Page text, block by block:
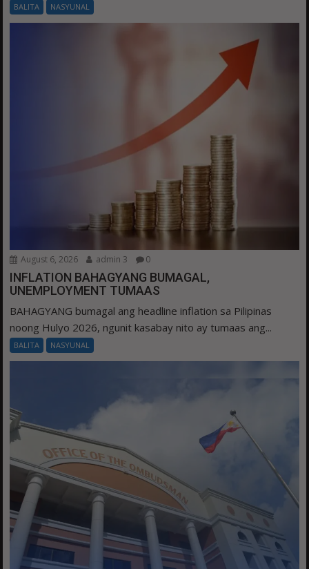
BALITA NASYUNAL
August 6, 2026 admin 3 0
INFLATION BAHAGYANG BUMAGAL,
UNEMPLOYMENT TUMAAS
BAHAGYANG bumagal ang headline inflation sa Pilipinas
noong Hulyo 2026, ngunit kasabay nito ay tumaas ang...
BALITA NASYUNAL